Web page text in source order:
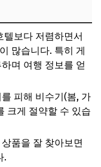
텔보다 저렴하면서
많습니다. 특히 게
며 여행 정보를 얻
피해 비수기(봄, 가
크게 절약할 수 있습
품을 잘 찾아보면
.